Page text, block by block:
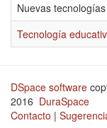
Nuevas
Tecnología
DSpace software
2016 DuraSpace
Contacto |